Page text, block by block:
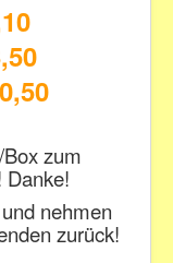
zum
Danke!
nehmen
zurück!